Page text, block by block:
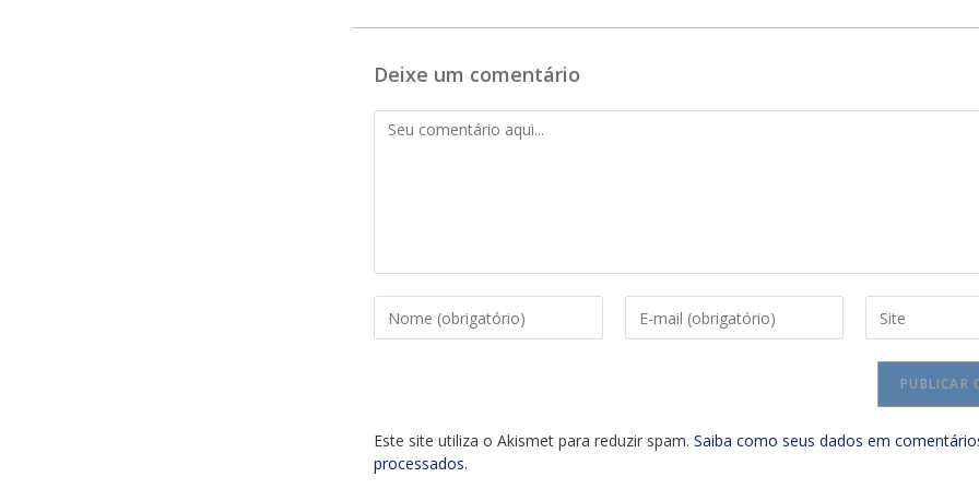
Deixe um comentário
Comentário
seu
usuário
para
seu
para
(opcional)
Este site utiliza o Akismet para reduzir spam. Saiba como seus dados em
processados.